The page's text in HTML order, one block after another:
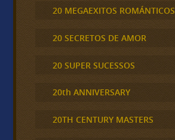
20 MEGAEXITOS ROMÁNTICOS
20 SECRETOS DE AMOR
20 SUPER SUCESSOS
20th ANNIVERSARY
20TH CENTURY MASTERS